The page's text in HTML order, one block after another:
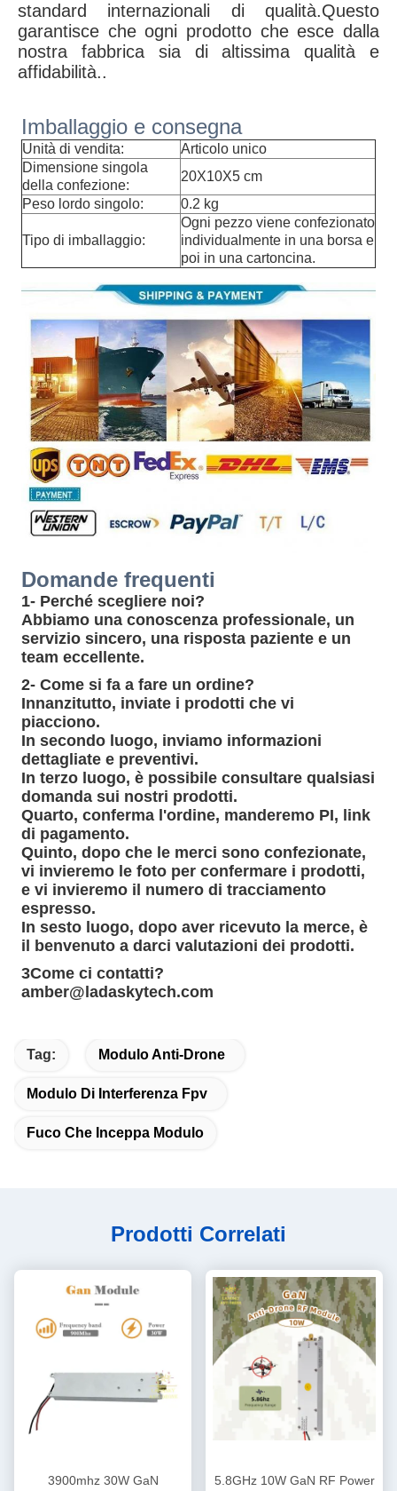
standard internazionali di qualità.Questo
garantisce che ogni prodotto che esce dalla
nostra fabbrica sia di altissima qualità e
affidabilità..
Imballaggio e consegna
Unità di vendita:
Articolo unico
Dimensione singola
della confezione:
20X10X5 cm
Peso lordo singolo:
0.2 kg
Tipo di imballaggio:
Ogni pezzo viene confezionato
individualmente in una borsa e
poi in una cartoncina.
Domande frequenti
1- Perché scegliere noi?
Abbiamo una conoscenza professionale, un
servizio sincero, una risposta paziente e un
team eccellente.
2- Come si fa a fare un ordine?
Innanzitutto, inviate i prodotti che vi
piacciono.
In secondo luogo, inviamo informazioni
dettagliate e preventivi.
In terzo luogo, è possibile consultare qualsiasi
domanda sui nostri prodotti.
Quarto, conferma l'ordine, manderemo PI, link
di pagamento.
Quinto, dopo che le merci sono confezionate,
vi invieremo le foto per confermare i prodotti,
e vi invieremo il numero di tracciamento
espresso.
In sesto luogo, dopo aver ricevuto la merce, è
il benvenuto a darci valutazioni dei prodotti.
3Come ci contatti?
amber@ladaskytech.com
Tag: Modulo Anti-Drone
Modulo Di Interferenza Fpv
Fuco Che Inceppa Modulo
Prodotti Correlati
3900mhz 30W GaN
5.8GHz 10W GaN RF Power